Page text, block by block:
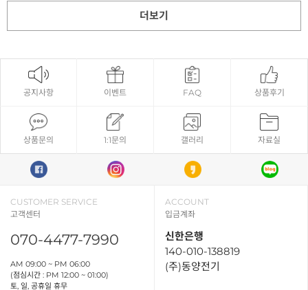
더보기
공지사항 이벤트 FAQ 상품후기
상품문의 1:1문의 갤러리 자료실
CUSTOMER SERVICE
고객센터
070-4477-7990
AM 09:00 ~ PM 06:00
(점심시간 : PM 12:00 ~ 01:00)
토, 일, 공휴일 휴무
ACCOUNT
입금계좌
신한은행
140-010-138819
(주)동양전기